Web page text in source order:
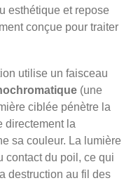
esthétique et repose
conçue pour traiter
utilise un faisceau
(une
ciblée pénètre la
directement la
sa couleur. La lumière
contact du poil, ce qui
destruction au fil des